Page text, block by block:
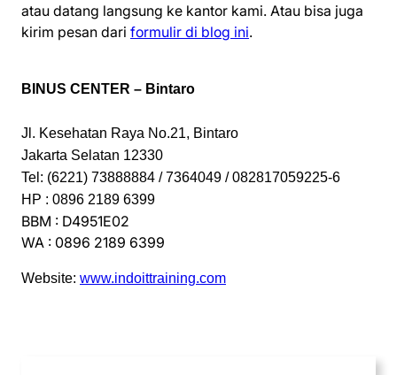
atau datang langsung ke kantor kami. Atau bisa juga
kirim pesan dari formulir di blog ini.
BINUS CENTER – Bintaro
Jl. Kesehatan Raya No.21, Bintaro
Jakarta Selatan 12330
Tel: (6221) 73888884 / 7364049 / 082817059225-6
HP : 0896 2189 6399
BBM : D4951E02
WA : 0896 2189 6399
Website: www.indoittraining.com